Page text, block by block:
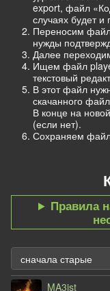
export, файл
случаях будет и
Переносим
нужды
Далее
Ищем файл
текстовый
В этот файл
скачанного
В конце на
(если нет).
Сохраняем
Правила
MA3ist